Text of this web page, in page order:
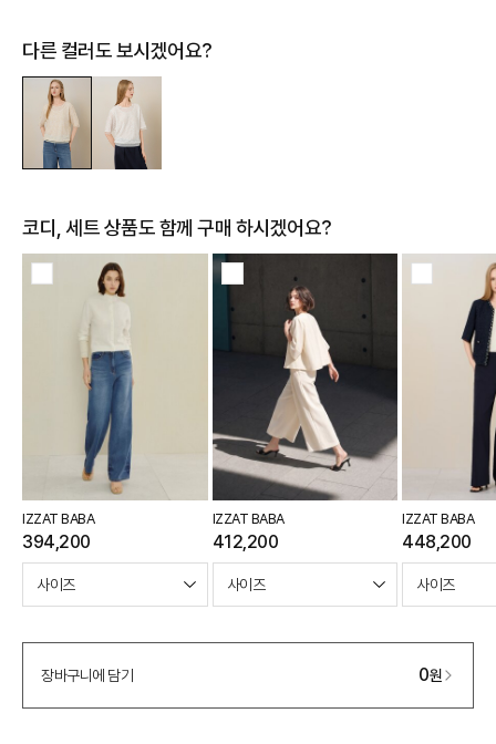
제주 도서산간 지역
배송 가능 지역
다른 컬러도 보시겠어요?
코디, 세트 상품도 함께 구매 하시겠어요?
IZZAT BABA
394,200
IZZAT BABA
412,200
IZZAT BABA
448,200
장바구니에 담기 0원